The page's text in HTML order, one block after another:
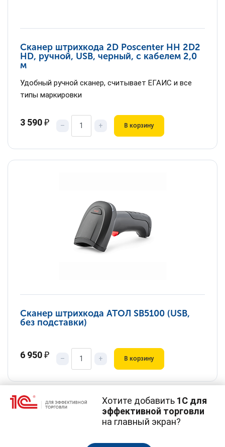
Сканер штрихкода 2D Poscenter HH 2D2
HD, ручной, USB, черный, с кабелем 2,0
м
Удобный ручной сканер, считывает ЕГАИС и все
типы маркировки
3 590₽ – + В корзину
Сканер штрихкода АТОЛ SB5100 (USB,
без подставки)
6 950₽ – + В корзину
cookie-файлы (файлы с данными о прошлых
Хотите добавить 1С для
эффективной торговли
на главный экран?